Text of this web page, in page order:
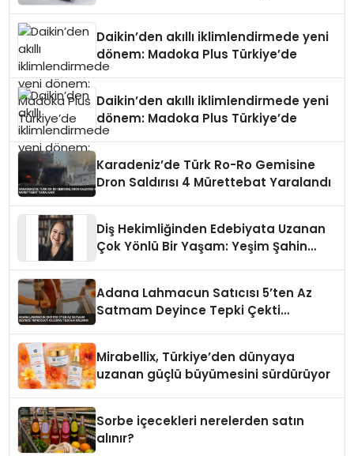
Daikin’den akıllı iklimlendirmede yeni
dönem: Madoka Plus Türkiye’de
Daikin’den akıllı iklimlendirmede yeni
dönem: Madoka Plus Türkiye’de
Karadeniz’de Türk Ro-Ro Gemisine
Dron Saldırısı 4 Mürettebat Yaralandı
Diş Hekimliğinden Edebiyata Uzanan
Çok Yönlü Bir Yaşam: Yeşim Şahin
Adana Lahmacun Satıcısı 5’ten Az
Satmam Deyince Tepki Çekti
Mirabellix, Türkiye’den dünyaya
uzanan güçlü büyümesini sürdürüyor
Sorbe içecekleri nerelerden satın
alınır?